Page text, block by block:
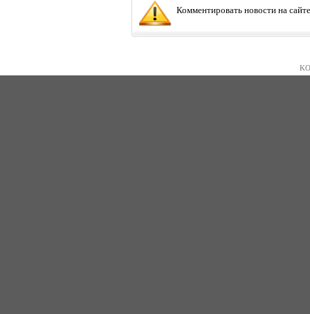
Комментировать новости на